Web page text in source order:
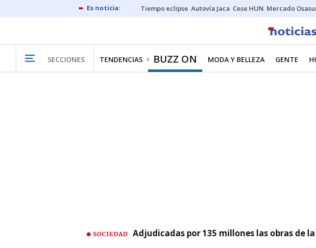
Tiempo eclipse Autovía Jaca Cese HUN Mercado
SECCIONES TENDENCIAS BUZZ ON MODA Y BELLEZA GENTE
SOCIEDAD Adjudicadas por 135 millones las obras de